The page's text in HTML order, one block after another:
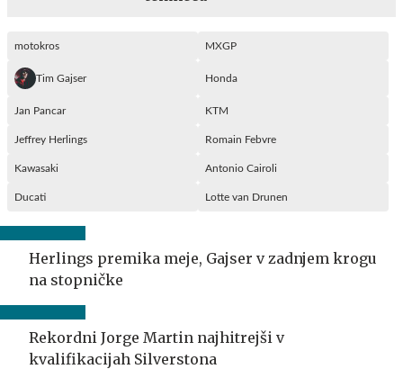
motokros MXGP
Tim Gajser Honda
Jan Pancar KTM
Jeffrey Herlings Romain Febvre
Kawasaki Antonio Cairoli
Ducati Lotte van Drunen
Herlings premika meje, Gajser v zadnjem krogu
na stopničke
Rekordni Jorge Martin najhitrejši v
kvalifikacijah Silverstona